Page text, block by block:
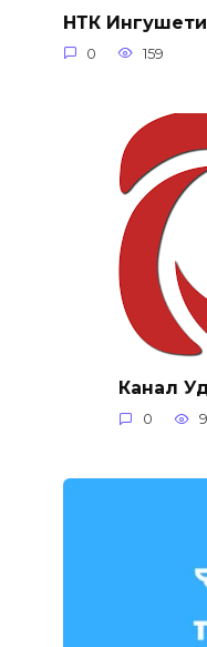
НТК
0 159
Канал
0